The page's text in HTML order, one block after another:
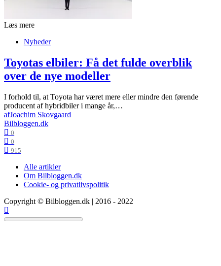
Læs mere
Nyheder
Toyotas elbiler: Få det fulde overblik
over de nye modeller
I forhold til, at Toyota har været mere eller mindre den førende
producent af hybridbiler i mange år,…
afJoachim Skovgaard
Bilbloggen.dk
0
0
915
Alle artikler
Om Bilbloggen.dk
Cookie- og privatlivspolitik
Copyright © Bilbloggen.dk | 2016 - 2022